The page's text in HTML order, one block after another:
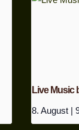
Live Music
8. August |